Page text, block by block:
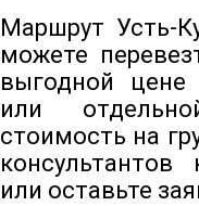
Маршрут Усть-
можете
выгодной цене
или
стоимость на
или оставьте